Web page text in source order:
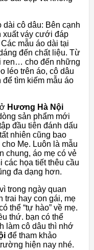
cô dâu: Bên cạnh
xuất váy cưới đáp
mẫu áo dài tại
đến chất liệu. Từ
ren… cho đến những
léo trên áo, cô dâu
tìm kiếm mẫu áo
Hương Hà Nội
sản phẩm mới
đầu tiên đánh dấu
nhiên cũng bao
Mẹ. Luôn là mẫu
chung, áo mẹ có vẻ
họa tiết thêu cầu
đa dạng hơn.
trong ngày quan
trai hay con gái, mẹ
thể “tự hào” về mẹ.
thứ. bạn có thể
làm cô dâu thì nhớ
để tham khảo
hiện nay nhé.